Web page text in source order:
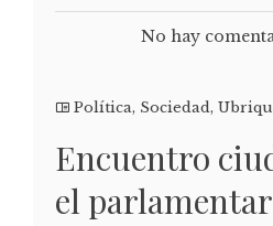
No hay
Política, Sociedad,
Encuentro
el